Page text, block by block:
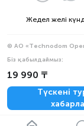
19 990 ₸
Түскені
Жедел желі
© АО «Technodom
Біз қабылдаймыз:
Ресми хабарлама
Құпиялылық саясаты